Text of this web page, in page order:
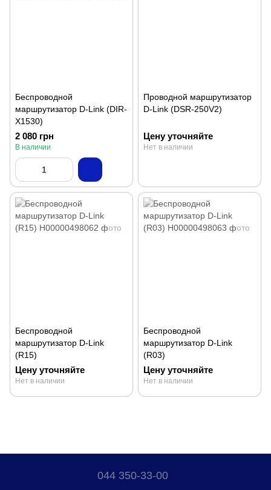
Беспроводной
маршрутизатор D-Link (DIR-
X1530)
2 080 грн
В наличии
Проводной маршрутизатор
D-Link (DSR-250V2)
Цену уточняйте
Нет в наличии
Беспроводной
маршрутизатор D-Link
(R15)
Цену уточняйте
Нет в наличии
Беспроводной
маршрутизатор D-Link
(R03)
Цену уточняйте
Нет в наличии
044 350-33-00